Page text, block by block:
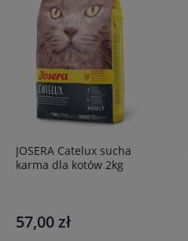
JOSERA Catelux sucha
karma dla kotów 2kg
57,00 zł